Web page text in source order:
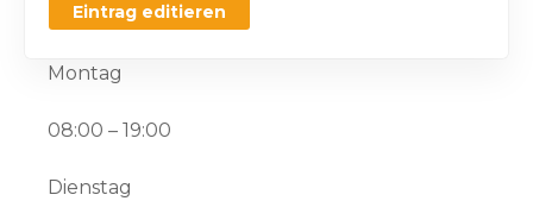
Eintrag editieren
Montag
08:00 – 19:00
Dienstag